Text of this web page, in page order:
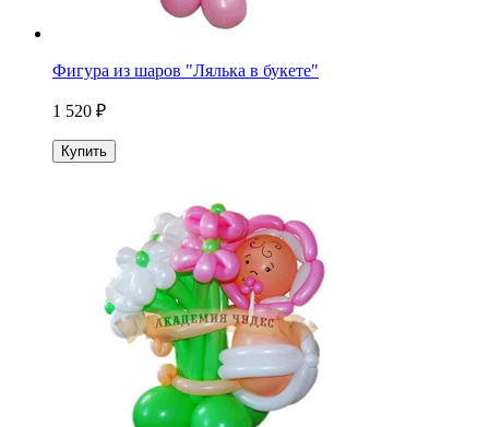
Фигура из шаров "Лялька в букете"
1 520 ₽
Купить